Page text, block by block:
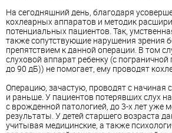
На сегодняшний день, благодаря
кохлеарных аппаратов и методик
потенциальных пациентов. Так,
также сопутствующие нарушения зрения
препятствием к данной операции. В том
слуховой аппарат ребенку (с пограничной
до 90 дБ)) не помогает, ему проводят
Операцию, зачастую, проводят с начиная
и раньше. У пациентов потерявших слух
с врожденной патологией, до 3-х лет уже
результаты. У детей старшего возраста
учитывая медицинские, а также